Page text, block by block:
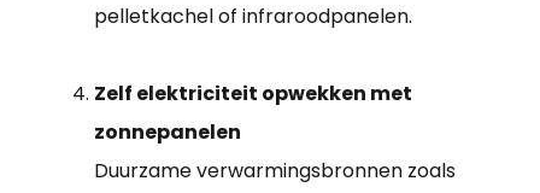
pelletkachel of infraroodpanelen.
Zelf elektriciteit opwekken met
zonnepanelen
Duurzame verwarmingsbronnen zoals